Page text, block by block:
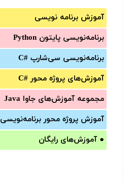
آموزش برنامه نویسی
برنامه‌نویسی پایتون Python
برنامه‌‌نویسی سی‌شارپ C#‎
آموزش‌های پروژه محور #C
مجموعه آموزش‌های جاوا Java
آموزش‌ پروژه محور برنامه‌نویسی
● آموزش‌های رایگان